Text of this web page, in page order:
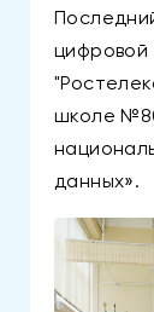
цифровой
школе
данных».